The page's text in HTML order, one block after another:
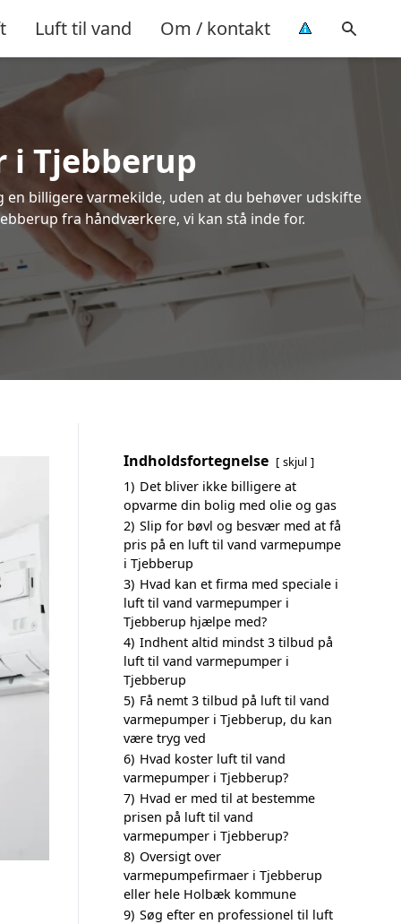
Luft til vand Om / kontakt
Tjebberup
billigere varmekilde, uden at du behøver udskifte
fra håndværkere, vi kan stå inde for.
Indholdsfortegnelse skjul
1) Det bliver ikke billigere at
opvarme din bolig med olie og gas
2) Slip for bøvl og besvær med at få
pris på en luft til vand varmepumpe
i Tjebberup
3) Hvad kan et firma med speciale i
luft til vand varmepumper i
Tjebberup hjælpe med?
4) Indhent altid mindst 3 tilbud på
luft til vand varmepumper i
Tjebberup
5) Få nemt 3 tilbud på luft til vand
varmepumper i Tjebberup, du kan
være tryg ved
6) Hvad koster luft til vand
varmepumper i Tjebberup?
7) Hvad er med til at bestemme
prisen på luft til vand
varmepumper i Tjebberup?
8) Oversigt over
varmepumpefirmaer i Tjebberup
eller hele Holbæk kommune
9) Søg efter en professionel til luft